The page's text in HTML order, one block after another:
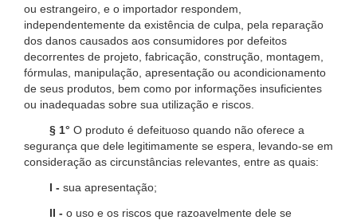
ou estrangeiro, e o importador respondem,
independentemente da existência de culpa, pela reparação
dos danos causados aos consumidores por defeitos
decorrentes de projeto, fabricação, construção, montagem,
fórmulas, manipulação, apresentação ou acondicionamento
de seus produtos, bem como por informações insuficientes
ou inadequadas sobre sua utilização e riscos.
§ 1° O produto é defeituoso quando não oferece a
segurança que dele legitimamente se espera, levando-se em
consideração as circunstâncias relevantes, entre as quais:
I - sua apresentação;
II - o uso e os riscos que razoavelmente dele se